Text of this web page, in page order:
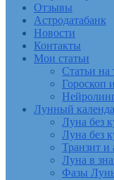
Отзывы
Астродатабанк
Новости
Контакты
Мои статьи
Статьи на
Гороскоп
Лунный
Луна без
Луна без
Транзит и
Луна в
Фазы